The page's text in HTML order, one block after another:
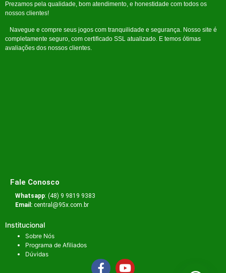
Prezamos pela qualidade, bom atendimento, e honestidade com todos os
nossos clientes!
Navegue e compre seus jogos com tranquilidade e segurança. Nosso site é
completamente seguro, com certificado SSL atualizado. E temos ótimas
avaliações dos nossos clientes.
Fale Conosco
Whatsapp: (48) 9 9819 9383
Email: central@95x.com.br
Institucional
Sobre Nós
Programa de Afiliados
Dúvidas